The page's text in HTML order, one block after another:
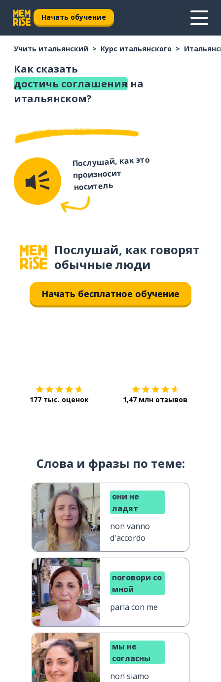
Начать обучение
Учить итальянский Курс итальянского
Как сказать
достичь соглашения на
итальянском?
Послушай, как это
произносит
носитель
Послушай, как говорят
обычные люди
Начать бесплатное обучение
177 тыс. оценок 1,47 млн отзывов
Слова и фразы по теме:
они не
ладят
non vanno
d'accordo
поговори со
мной
parla con me
мы не
согласны
non siamo